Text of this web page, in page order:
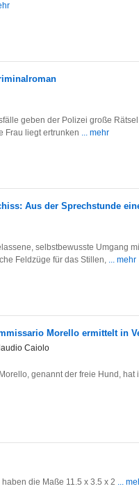
geben der Polizei große
Frau liegt ertrunken ... mehr
Aus der Sprechstunde
selbstbewusste Umgang
Feldzüge für das Stillen, ... mehr
Morello ermittelt in
Caiolo
genannt der freie Hund,
die Maße 11.5 x 3.5 x 2 ...